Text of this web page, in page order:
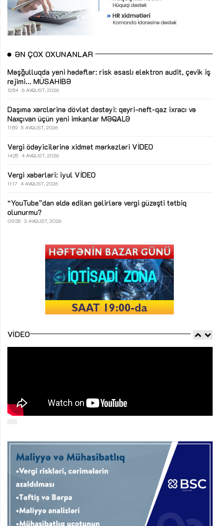
ƏN ÇOX OXUNANLAR
Məşğulluqda yeni hədəflər: risk əsaslı elektron audit, çevik iş
rejimi... MÜSAHİBƏ
12:54 6 AVQUST, 2026
Daşıma xərclərinə dövlət dəstəyi: qeyri-neft-qaz ixracı və
Naxçıvan üçün yeni imkanlar MƏQALƏ
11:59 5 AVQUST, 2026
Vergi ödəyicilərinə xidmət mərkəzləri VİDEO
14:25 4 AVQUST, 2026
Vergi xəbərləri: iyul VİDEO
11:17 4 AVQUST, 2026
“YouTube”dan əldə edilən gəlirlərə vergi güzəşti tətbiq
olunurmu?
09:35 3 AVQUST, 2026
VIDEO